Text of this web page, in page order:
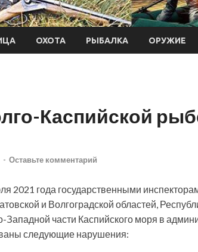
ОХОТА РЫБАЛКА ОРУЖИЕ
Каспийской
- Оставьте комментарий
2021 года государственными
и Волгоградской областей,
части Каспийского моря в
следующие нарушения: